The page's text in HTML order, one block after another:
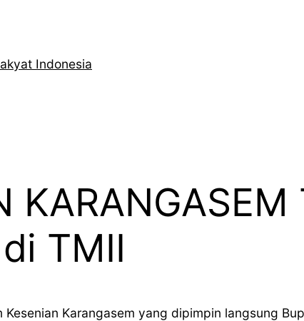
Indonesia
KARANGASEM
TMII
Karangasem yang dipimpin langsung